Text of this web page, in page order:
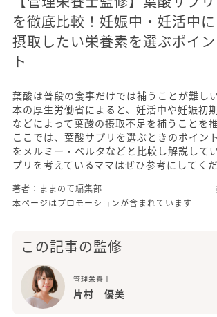
を徹底比較！妊娠中・妊活中に
摂取したい栄養素を選ぶポイン
ト
葉酸は普段の食事だけでは補うことが難し
本の厚生労働省によると、妊活中や妊娠初
などによって葉酸の摂取不足を補うことを
ここでは、葉酸サプリを選ぶときのポイン
をメルミー・ベルタなどと比較し解説して
プリを考えているママはぜひ参考にしてくだ
著者：ままのて編集部
本ページはプロモーションが含まれています
この記事の監修
管理栄養士
片村 優美